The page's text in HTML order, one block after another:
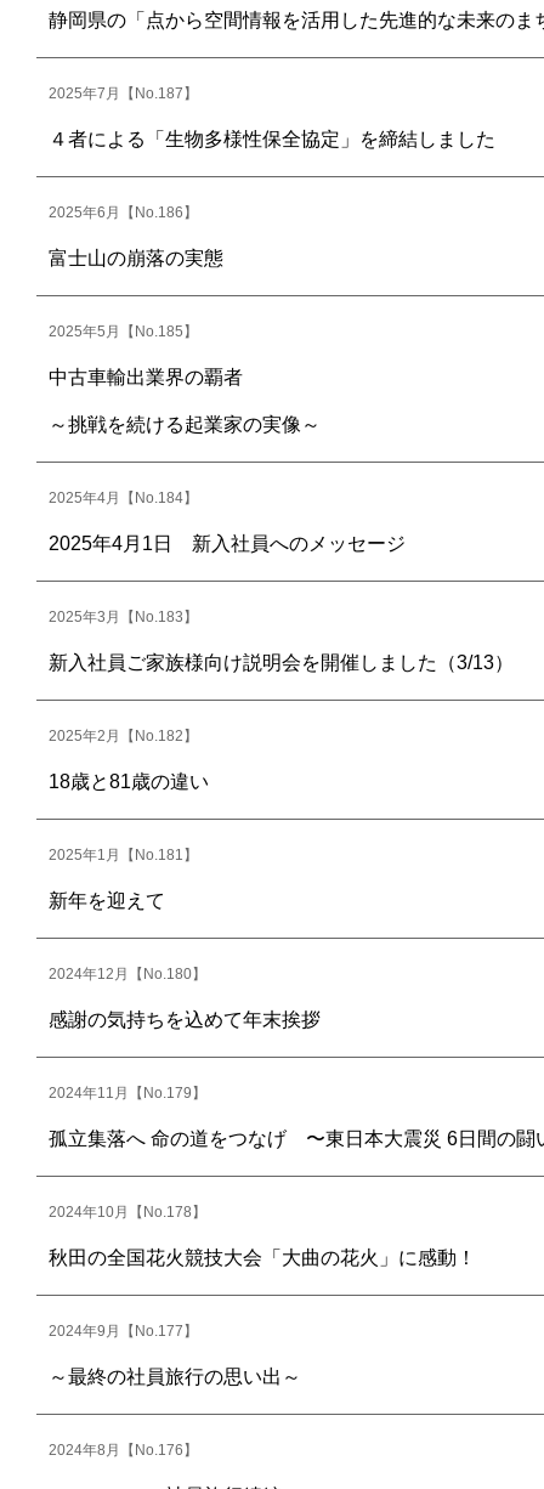
静岡県の「点から空間情報を活用した先進的な未来のま
2025年7月【No.187】
４者による「生物多様性保全協定」を締結しました
2025年6月【No.186】
富士山の崩落の実態
2025年5月【No.185】
中古車輸出業界の覇者
～挑戦を続ける起業家の実像～
2025年4月【No.184】
2025年4月1日 新入社員へのメッセージ
2025年3月【No.183】
新入社員ご家族様向け説明会を開催しました（3/13）
2025年2月【No.182】
18歳と81歳の違い
2025年1月【No.181】
新年を迎えて
2024年12月【No.180】
感謝の気持ちを込めて年末挨拶
2024年11月【No.179】
孤立集落へ 命の道をつなげ 〜東日本大震災 6日間の闘
2024年10月【No.178】
秋田の全国花火競技大会「大曲の花火」に感動！
2024年9月【No.177】
～最終の社員旅行の思い出～
2024年8月【No.176】